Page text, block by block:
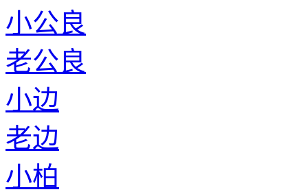
小公良
老公良
小边
老边
小柏